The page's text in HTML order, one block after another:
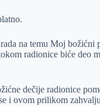
na temu Moj božićni
radionice biće deo
dečije radionice
i ovom prilikom